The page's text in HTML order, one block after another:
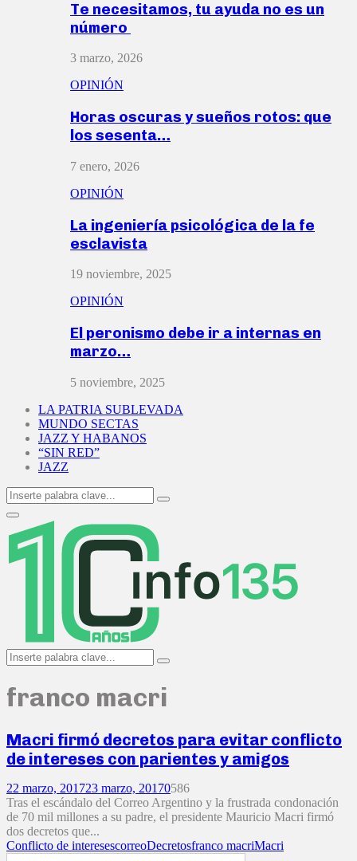
Te necesitamos, tu ayuda no es un
número
3 marzo, 2026
OPINIÓN
Horas oscuras y sueños rotos: que
los sesenta…
7 enero, 2026
OPINIÓN
La ingeniería psicológica de la fe
esclavista
19 noviembre, 2025
OPINIÓN
El peronismo debe ir a internas en
marzo…
5 noviembre, 2025
LA PATRIA SUBLEVADA
MUNDO SECTAS
JAZZ Y HABANOS
“SIN RED”
JAZZ
Search
for:
Search
Primary
Menu
Search
for:
Search
franco macri
Macri firmó decretos para evitar conflicto
de intereses con parientes y amigos
22 marzo, 201723 marzo, 20170586
Tras el escándalo del Correo Argentino y la frustrada condonación
de 70 mil millones a su padre, el presidente Mauricio Macri firmó
dos decretos que...
Conflicto de interesescorreoDecretosfranco macriMacri